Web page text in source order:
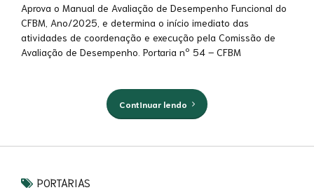
Aprova o Manual de Avaliação de Desempenho Funcional do
CFBM, Ano/2025, e determina o início imediato das
atividades de coordenação e execução pela Comissão de
Avaliação de Desempenho. Portaria nº 54 – CFBM
Continuar lendo
PORTARIAS